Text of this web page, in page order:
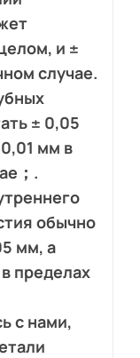
и ±
случае.
± 0,05
мм в
；.
обычно
мм, а
пределах
с нами,